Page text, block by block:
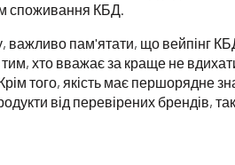
споживання КБД.
пам'ятати, що вейпінг
хто вважає за краще не
того, якість має першорядне
від перевірених брендів,